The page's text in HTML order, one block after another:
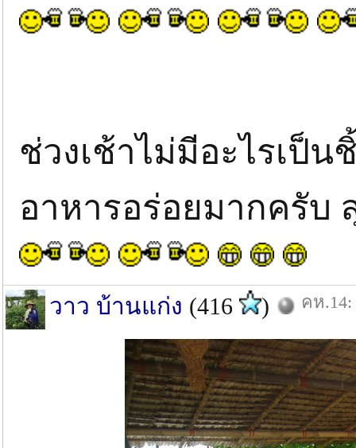
ช่วงเช้าไม่มีอะไรเป็
อาหารอร่อยมากครับ
วาว บ้านแก่ง (416 ) คห.14: